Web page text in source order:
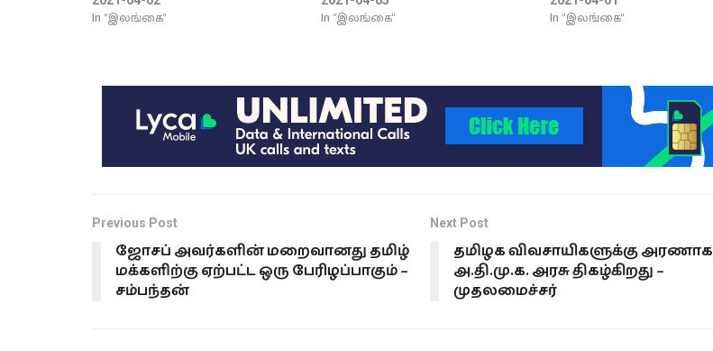
In "இலங்கை" In "இலங்கை" In "இலங்கை"
Previous Post
ஜோசப் அவர்களின் மறைவானது தமிழ்
மக்களிற்கு ஏற்பட்ட ஒரு பேரிழப்பாகும் –
சம்பந்தன்
Next Post
தமிழக விவசாயிகளுக்கு அரணாக
அ.தி.மு.க. அரசு திகழ்கிறது –
முதலமைச்சர்